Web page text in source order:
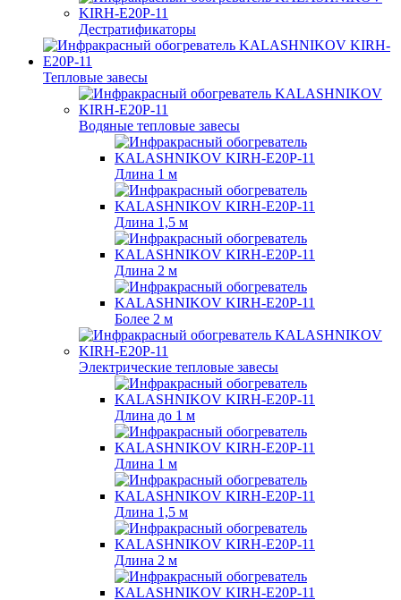
Дестратификаторы
Тепловые завесы
Водяные тепловые завесы
Длина 1 м
Длина 1,5 м
Длина 2 м
Более 2 м
Электрические тепловые завесы
Длина до 1 м
Длина 1 м
Длина 1,5 м
Длина 2 м